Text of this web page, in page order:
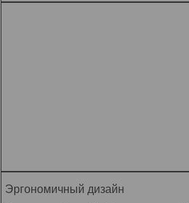
Эргономичный дизайн